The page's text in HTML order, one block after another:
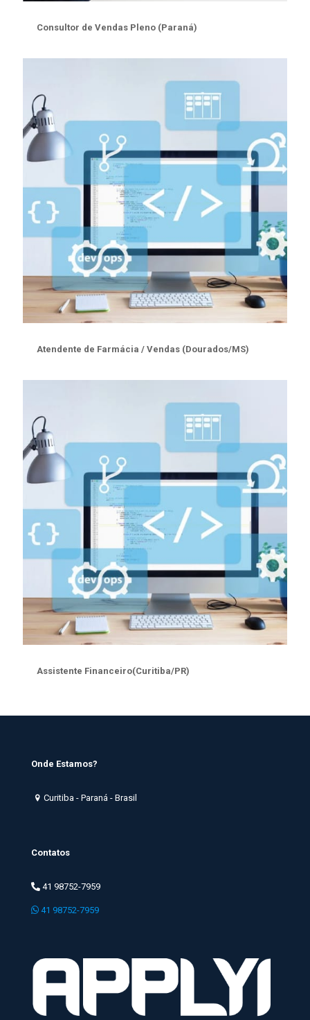
Consultor de Vendas Pleno (Paraná)
Atendente de Farmácia / Vendas (Dourados/MS)
Assistente Financeiro(Curitiba/PR)
Onde Estamos?
Curitiba - Paraná - Brasil
Contatos
41 98752-7959
41 98752-7959